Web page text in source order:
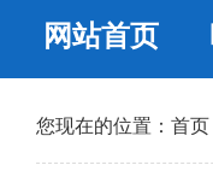
网站首页
您现在的位置： 首页